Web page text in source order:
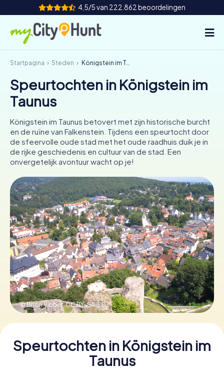
4,5/5 van 222.862 beoordelingen
Hoe het werkt
Steden
Teamevenement
Tickets
INT AT CH
DE
ES
FR UK
IE
IT
NL
Boek tickets
Koop cadeaubonnen
Startpagina Steden Königstein im Taunus
Speurtochten in Königstein im
Taunus
Königstein im Taunus betovert met zijn historische burcht
en de ruïne van Falkenstein. Tijdens een speurtocht door
de sfeervolle oude stad met het oude raadhuis duik je in
de rijke geschiedenis en cultuur van de stad. Een
onvergetelijk avontuur wacht op je!
© Brion Vibber,CC BY-SA 3.0
Speurtochten in Königstein im
Taunus